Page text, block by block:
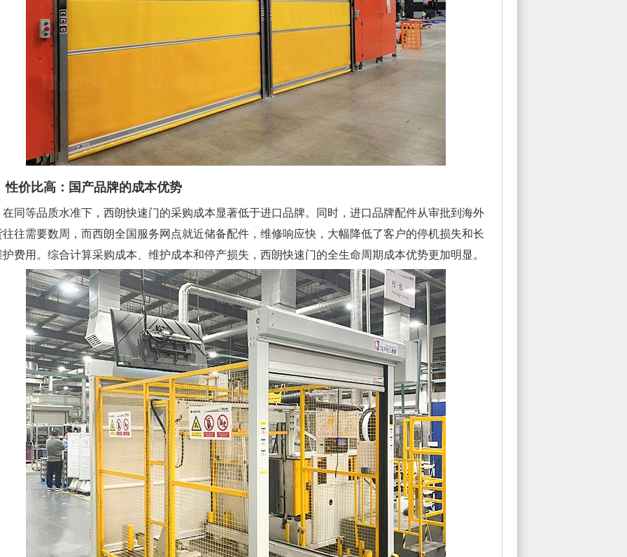
性价比高：国产品牌的成本优势
等品质水准下，西朗快速门的采购成本显著低于进口品牌。同时，进口品牌配件从审批到海外
往往需要数周，而西朗全国服务网点就近储备配件，维修响应快，大幅降低了客户的停机损失和长
护费用。综合计算采购成本、维护成本和停产损失，西朗快速门的全生命周期成本优势更加明显。